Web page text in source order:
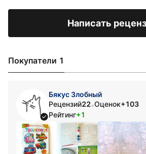
Написать
Покупатели 1
Бякус Злобный
Рецензий22•Оценок+103
Рейтинг+1